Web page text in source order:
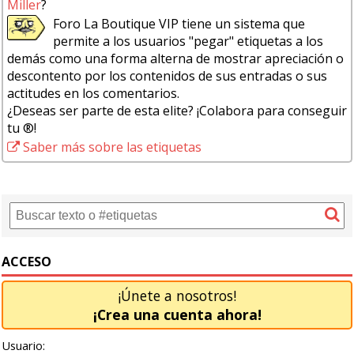
Miller?
Foro La Boutique VIP tiene un sistema que
permite a los usuarios "pegar" etiquetas a los
demás como una forma alterna de mostrar apreciación o
descontento por los contenidos de sus entradas o sus
actitudes en los comentarios.
¿Deseas ser parte de esta elite? ¡Colabora para conseguir
tu ®!
Saber más sobre las etiquetas
ACCESO
¡Únete a nosotros!
¡Crea una cuenta ahora!
Usuario: